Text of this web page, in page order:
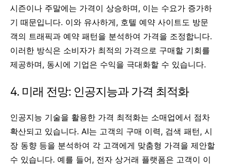
시즌이나 주말에는 가격이 상승하며, 이는 수요가 증가하
기 때문입니다. 이와 유사하게, 호텔 예약 사이트도 방문
객의 트래픽과 예약 패턴을 분석하여 가격을 조정합니다.
이러한 방식은 소비자가 최적의 가격으로 구매할 기회를
제공하며, 동시에 기업은 수익을 극대화할 수 있습니다.
4. 미래 전망: 인공지능과 가격 최적화
인공지능 기술을 활용한 가격 최적화는 소매업에서 점차
확산되고 있습니다. AI는 고객의 구매 이력, 검색 패턴, 시
장 동향 등을 분석하여 각 고객에게 맞춤형 가격을 제안할
수 있습니다. 예를 들어, 전자 상거래 플랫폼은 고객이 이